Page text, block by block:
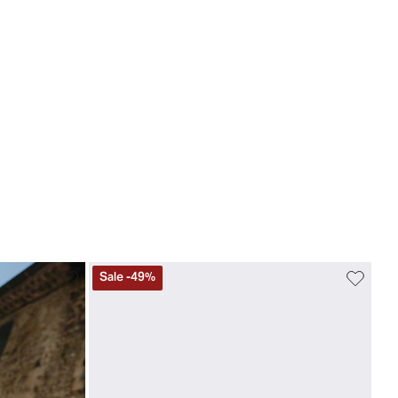
Sale-49%